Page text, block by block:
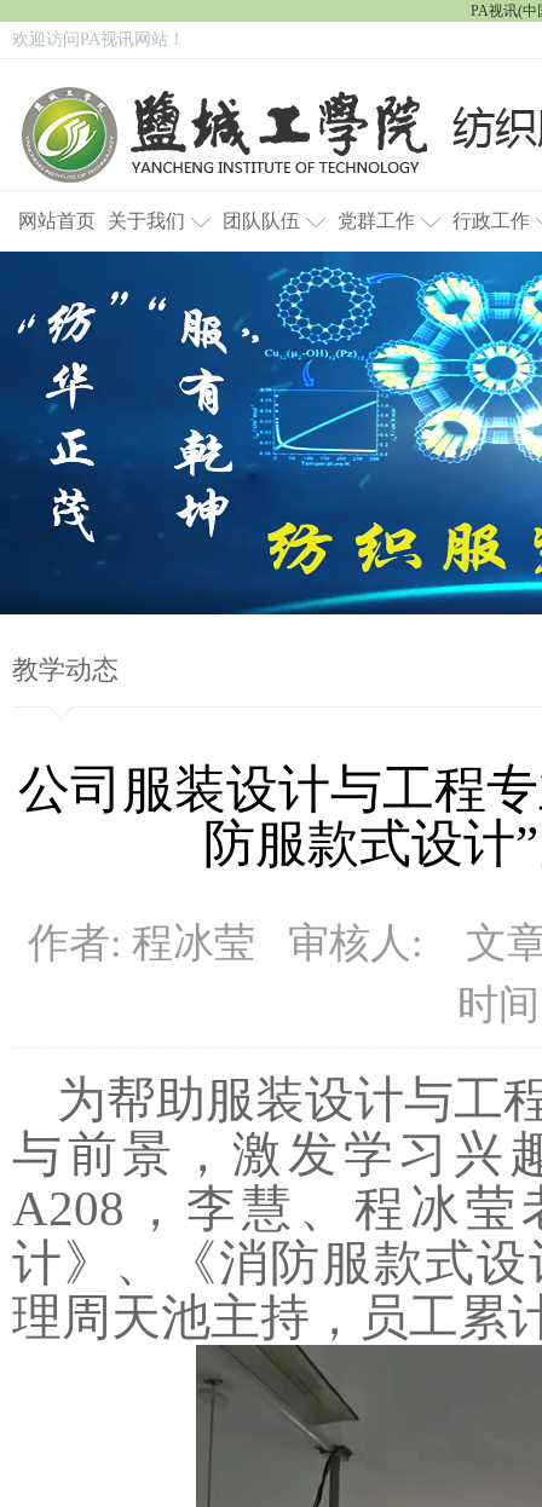
PA视讯(中
欢迎访问PA视讯网站！
网站首页 关于我们 团队队伍 党群工作 行政工作
教学动态
公司服装设计与工程
防服款式设计
作者: 程冰莹 审核人: 文
时
为帮助服装设计与工
与前景，激发学习兴
A208 ，李慧、程冰
计》、《消防服款式
理周天池主持，员工累